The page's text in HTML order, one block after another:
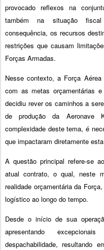
provocado reflexos na
também na situação
consequência, os recursos
restrições que causam
Forças Armadas.
Nesse contexto, a Força
com as metas orçamentárias
decidiu rever os caminhos a
de produção da Aeronave
complexidade deste tema, é
que impactaram diretamente
A questão principal refere-se
atual contrato, o qual, neste
realidade orçamentária da
logístico ao longo do tempo.
Desde o início de sua
apresentando
despachabilidade, resultando